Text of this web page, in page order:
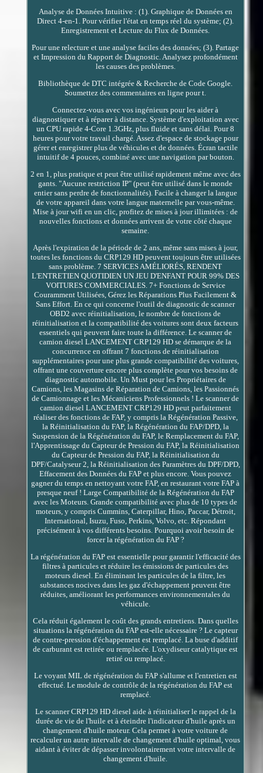
Analyse de Données Intuitive : (1). Graphique de Données en
Direct 4-en-1. Pour vérifier l'état en temps réel du système; (2).
Enregistrement et Lecture du Flux de Données.
Pour une relecture et une analyse faciles des données; (3). Partage
et Impression du Rapport de Diagnostic. Analysez profondément
les causes des problèmes.
Bibliothèque de DTC intégrée & Recherche de Code Google.
Soumettez des commentaires en ligne pour t.
Connectez-vous avec vos ingénieurs pour les aider à
diagnostiquer et à réparer à distance. Système d'exploitation avec
un CPU rapide 4-Core 1.3GHz, plus fluide et sans délai. Pour 8
heures pour votre travail chargé. Assez d'espace de stockage pour
gérer et enregistrer plus de véhicules et de données. Écran tactile
intuitif de 4 pouces, combiné avec une navigation par bouton.
2 en 1, plus pratique et peut être utilisé rapidement même avec des
gants. "Aucune restriction IP" (peut être utilisé dans le monde
entier sans perdre de fonctionnalités). Facile à changer la langue
de votre appareil dans votre langue maternelle par vous-même.
Mise à jour wifi en un clic, profitez de mises à jour illimitées : de
nouvelles fonctions et données arrivent de votre côté chaque
semaine.
Après l'expiration de la période de 2 ans, même sans mises à jour,
toutes les fonctions du CRP129 HD peuvent toujours être utilisées
sans problème. 7 SERVICES AMÉLIORÉS, RENDENT
L'ENTRETIEN QUOTIDIEN UN JEU D'ENFANT POUR 99% DES
VOITURES COMMERCIALES. 7+ Fonctions de Service
Couramment Utilisées, Gérez les Réparations Plus Facilement &
Sans Effort. En ce qui concerne l'outil de diagnostic de scanner
OBD2 avec réinitialisation, le nombre de fonctions de
réinitialisation et la compatibilité des voitures sont deux facteurs
essentiels qui peuvent faire toute la différence. Le scanner de
camion diesel LANCEMENT CRP129 HD se démarque de la
concurrence en offrant 7 fonctions de réinitialisation
supplémentaires pour une plus grande compatibilité des voitures,
offrant une couverture encore plus complète pour vos besoins de
diagnostic automobile. Un Must pour les Propriétaires de
Camions, les Magasins de Réparation de Camions, les Passionnés
de Camionnage et les Mécaniciens Professionnels ! Le scanner de
camion diesel LANCEMENT CRP129 HD peut parfaitement
réaliser des fonctions de FAP, y compris la Régénération Passive,
la Réinitialisation du FAP, la Régénération du FAP/DPD, la
Suspension de la Régénération du FAP, le Remplacement du FAP,
l'Apprentissage du Capteur de Pression du FAP, la Réinitialisation
du Capteur de Pression du FAP, la Réinitialisation du
DPF/Catalyseur 2, la Réinitialisation des Paramètres du DPF/DPD,
Effacement des Données du FAP et plus encore. Vous pouvez
gagner du temps en nettoyant votre FAP, en restaurant votre FAP à
presque neuf ! Large Compatibilité de la Régénération du FAP
avec les Moteurs. Grande compatibilité avec plus de 10 types de
moteurs, y compris Cummins, Caterpillar, Hino, Paccar, Détroit,
International, Isuzu, Fuso, Perkins, Volvo, etc. Répondant
précisément à vos différents besoins. Pourquoi avoir besoin de
forcer la régénération du FAP ?
La régénération du FAP est essentielle pour garantir l'efficacité des
filtres à particules et réduire les émissions de particules des
moteurs diesel. En éliminant les particules de la filtre, les
substances nocives dans les gaz d'échappement peuvent être
réduites, améliorant les performances environnementales du
véhicule.
Cela réduit également le coût des grands entretiens. Dans quelles
situations la régénération du FAP est-elle nécessaire ? Le capteur
de contre-pression d'échappement est remplacé. La buse d'additif
de carburant est retirée ou remplacée. L'oxydiseur catalytique est
retiré ou remplacé.
Le voyant MIL de régénération du FAP s'allume et l'entretien est
effectué. Le module de contrôle de la régénération du FAP est
remplacé.
Le scanner CRP129 HD diesel aide à réinitialiser le rappel de la
durée de vie de l'huile et à éteindre l'indicateur d'huile après un
changement d'huile moteur. Cela permet à votre voiture de
recalculer un autre intervalle de changement d'huile optimal, vous
aidant à éviter de dépasser involontairement votre intervalle de
changement d'huile.